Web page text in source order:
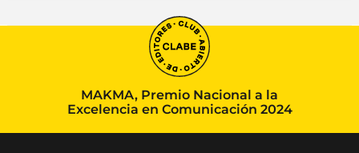
MAKMA, Premio Nacional a la
Excelencia en Comunicación 2024